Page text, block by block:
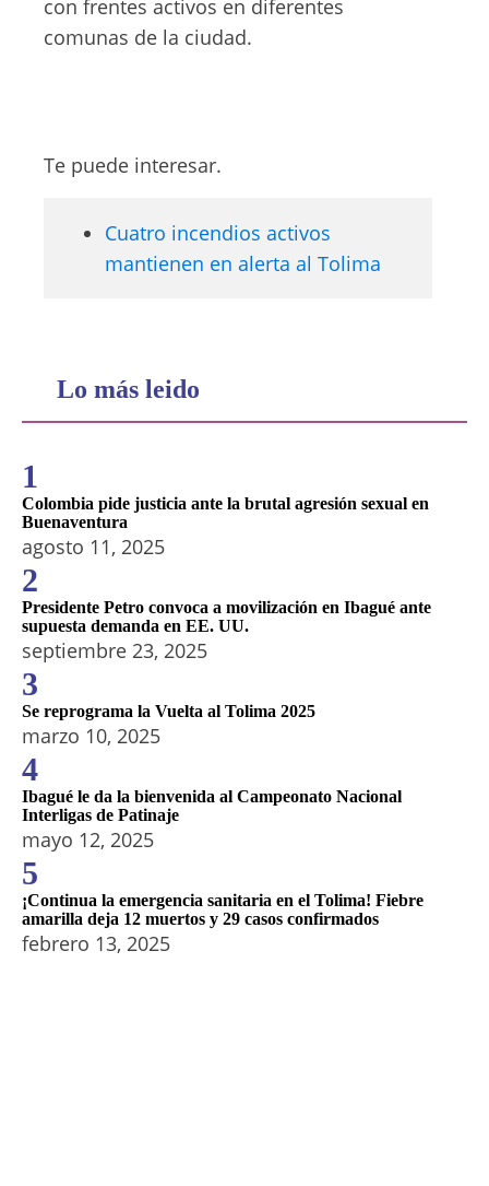
con frentes activos en diferentes
comunas de la ciudad.
Te puede interesar.
Cuatro incendios activos
mantienen en alerta al Tolima
Lo más leido
1
Colombia pide justicia ante la brutal agresión sexual en
Buenaventura
agosto 11, 2025
2
Presidente Petro convoca a movilización en Ibagué ante
supuesta demanda en EE. UU.
septiembre 23, 2025
3
Se reprograma la Vuelta al Tolima 2025
marzo 10, 2025
4
Ibagué le da la bienvenida al Campeonato Nacional
Interligas de Patinaje
mayo 12, 2025
5
¡Continua la emergencia sanitaria en el Tolima! Fiebre
amarilla deja 12 muertos y 29 casos confirmados
febrero 13, 2025